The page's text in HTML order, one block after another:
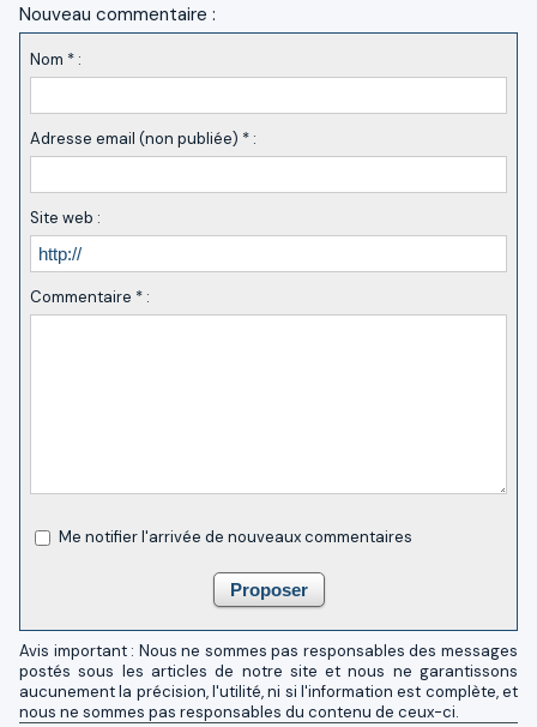
Nouveau commentaire :
Nom * :
Adresse email (non publiée) * :
Site web :
Commentaire * :
Me notifier l'arrivée de nouveaux commentaires
Avis important : Nous ne sommes pas responsables des messages
postés sous les articles de notre site et nous ne garantissons
aucunement la précision, l'utilité, ni si l'information est complète, et
nous ne sommes pas responsables du contenu de ceux-ci.